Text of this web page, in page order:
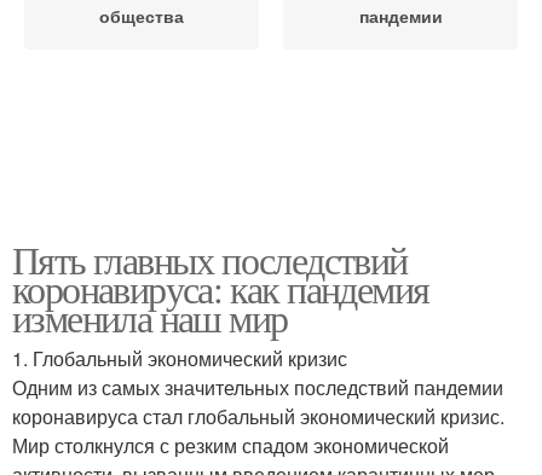
общества
пандемии
Пять главных последствий
коронавируса: как пандемия
изменила наш мир
1. Глобальный экономический кризис
Одним из самых значительных последствий пандемии
коронавируса стал глобальный экономический кризис.
Мир столкнулся с резким спадом экономической